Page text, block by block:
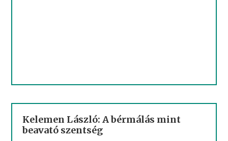
Kelemen László: A bérmálás mint
beavató szentség